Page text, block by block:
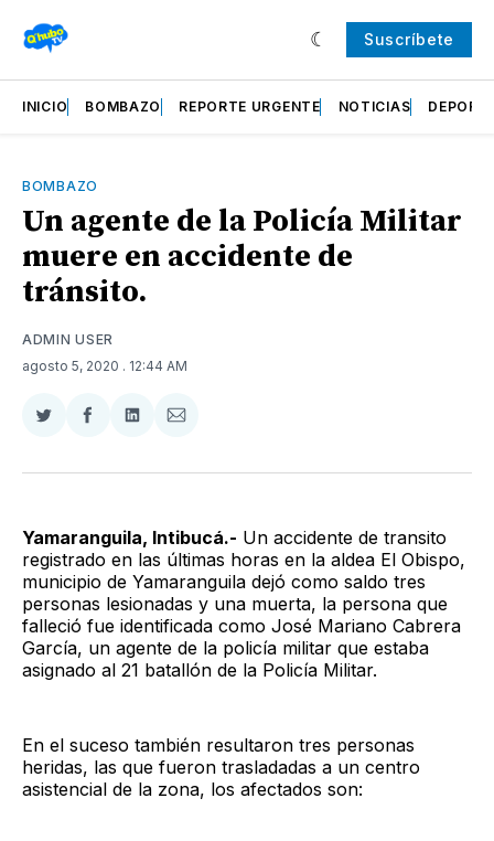
Suscríbete
INICIO BOMBAZO REPORTE URGENTE NOTICIAS
BOMBAZO
Un agente de la Policía Militar
muere en accidente de
tránsito.
ADMIN USER
agosto 5, 2020 . 12:44 AM
Compartir
Twitter
Compartir
Facebook
Compartir
LinkedIn
Compartir
Email
Yamaranguila, Intibucá.- Un accidente de transito
registrado en las últimas horas en la aldea El Obispo,
municipio de Yamaranguila dejó como saldo tres
personas lesionadas y una muerta, la persona que
falleció fue identificada como José Mariano Cabrera
García, un agente de la policía militar que estaba
asignado al 21 batallón de la Policía Militar.
En el suceso también resultaron tres personas
heridas, las que fueron trasladadas a un centro
asistencial de la zona, los afectados son: